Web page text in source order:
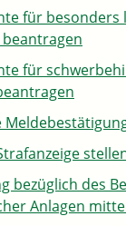
für besonders
für
bezüglich des
Anlagen